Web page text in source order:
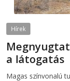
Hírek
a látogatás
Magas színvonalú